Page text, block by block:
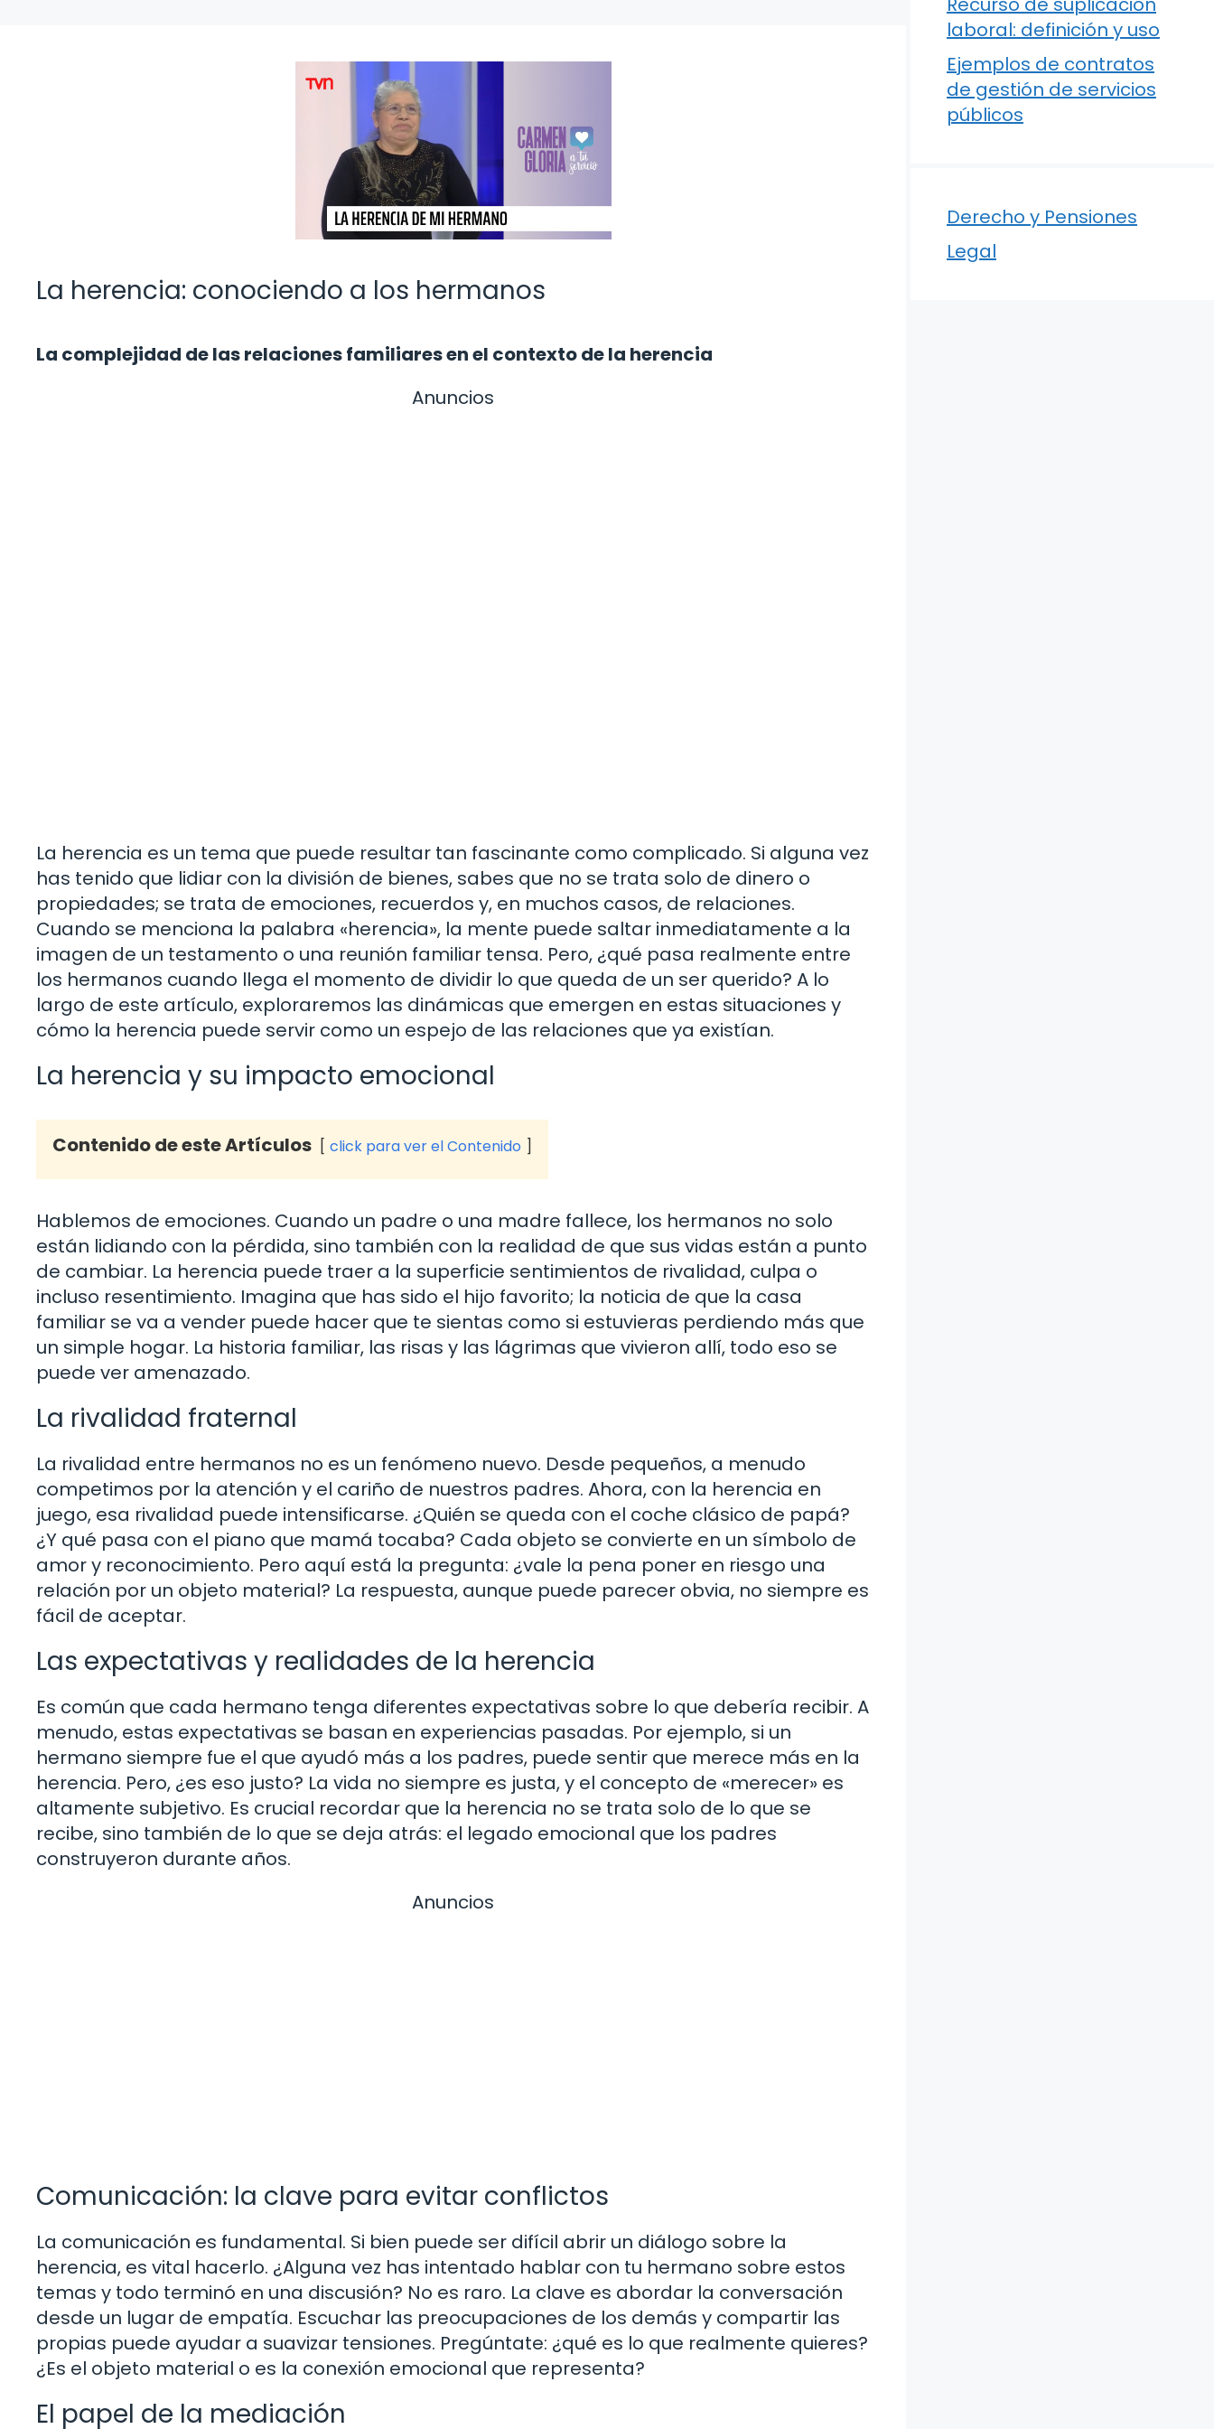
La herencia: conociendo a los hermanos
La complejidad de las relaciones familiares en el contexto de la herencia
Anuncios
La herencia es un tema que puede resultar tan fascinante como complicado. Si alguna vez
has tenido que lidiar con la división de bienes, sabes que no se trata solo de dinero o
propiedades; se trata de emociones, recuerdos y, en muchos casos, de relaciones.
Cuando se menciona la palabra «herencia», la mente puede saltar inmediatamente a la
imagen de un testamento o una reunión familiar tensa. Pero, ¿qué pasa realmente entre
los hermanos cuando llega el momento de dividir lo que queda de un ser querido? A lo
largo de este artículo, exploraremos las dinámicas que emergen en estas situaciones y
cómo la herencia puede servir como un espejo de las relaciones que ya existían.
La herencia y su impacto emocional
Contenido de este Artículos click para ver el Contenido
Hablemos de emociones. Cuando un padre o una madre fallece, los hermanos no solo
están lidiando con la pérdida, sino también con la realidad de que sus vidas están a punto
de cambiar. La herencia puede traer a la superficie sentimientos de rivalidad, culpa o
incluso resentimiento. Imagina que has sido el hijo favorito; la noticia de que la casa
familiar se va a vender puede hacer que te sientas como si estuvieras perdiendo más que
un simple hogar. La historia familiar, las risas y las lágrimas que vivieron allí, todo eso se
puede ver amenazado.
La rivalidad fraternal
La rivalidad entre hermanos no es un fenómeno nuevo. Desde pequeños, a menudo
competimos por la atención y el cariño de nuestros padres. Ahora, con la herencia en
juego, esa rivalidad puede intensificarse. ¿Quién se queda con el coche clásico de papá?
¿Y qué pasa con el piano que mamá tocaba? Cada objeto se convierte en un símbolo de
amor y reconocimiento. Pero aquí está la pregunta: ¿vale la pena poner en riesgo una
relación por un objeto material? La respuesta, aunque puede parecer obvia, no siempre es
fácil de aceptar.
Las expectativas y realidades de la herencia
Es común que cada hermano tenga diferentes expectativas sobre lo que debería recibir. A
menudo, estas expectativas se basan en experiencias pasadas. Por ejemplo, si un
hermano siempre fue el que ayudó más a los padres, puede sentir que merece más en la
herencia. Pero, ¿es eso justo? La vida no siempre es justa, y el concepto de «merecer» es
altamente subjetivo. Es crucial recordar que la herencia no se trata solo de lo que se
recibe, sino también de lo que se deja atrás: el legado emocional que los padres
construyeron durante años.
Anuncios
Comunicación: la clave para evitar conflictos
La comunicación es fundamental. Si bien puede ser difícil abrir un diálogo sobre la
herencia, es vital hacerlo. ¿Alguna vez has intentado hablar con tu hermano sobre estos
temas y todo terminó en una discusión? No es raro. La clave es abordar la conversación
desde un lugar de empatía. Escuchar las preocupaciones de los demás y compartir las
propias puede ayudar a suavizar tensiones. Pregúntate: ¿qué es lo que realmente quieres?
¿Es el objeto material o es la conexión emocional que representa?
El papel de la mediación
laboral: definición y uso
Ejemplos de contratos
de gestión de servicios
públicos
Derecho y Pensiones
Legal